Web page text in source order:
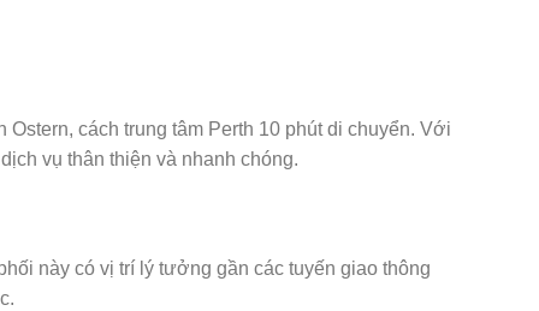
cách trung tâm Perth 10 phút di chuyển. Với
vụ thân thiện và nhanh chóng.
này có vị trí lý tưởng gần các tuyến giao thông